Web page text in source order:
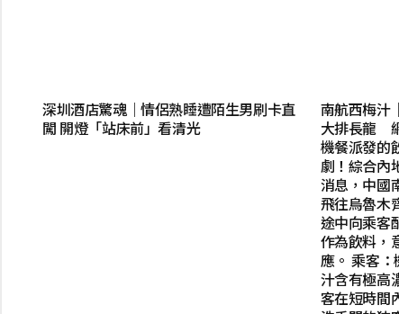
深圳酒店驚魂｜情侶熟睡遭陌生男刷卡直
闖 開燈「站床前」看清光
南航西梅汁
大排長龍
機餐派發的
劇！綜合內
消息，中國
飛往烏魯木
途中向乘客
作為飲料，
應。 乘客
汁含有極高
客在短時間